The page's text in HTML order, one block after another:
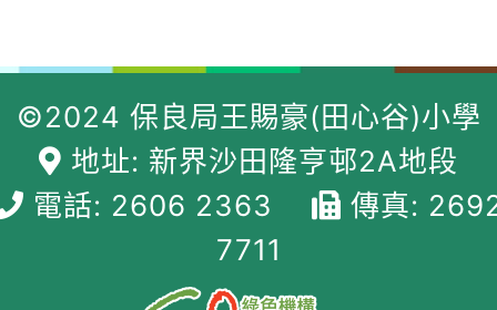
©2024 保良局王賜豪(田心谷)小學
地址: 新界沙田隆亨邨2A地段
電話: 2606 2363
傳真:
7711